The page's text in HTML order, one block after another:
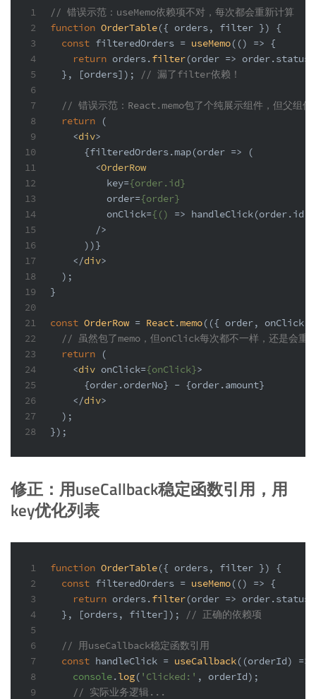
1
2
3
4
5
6
7
8
9
10
11
12
13
14
15
16
17
18
19
20
21
22
23
24
25
26
27
28
// 错误示范：useMemo依赖项不对，每次都会重新计算
function OrderTable({ orders, filter }) {
const filteredOrders = useMemo( () => {
return orders. filter(order => order. status
  }, [orders]);
// 漏了filter依赖！
// 错误示范：React.memo包了个纯展示组件，但父组件
return (
<div>
      {filteredOrders.map(order => (
<OrderRow
key={order.id}
order={order}
onClick={() => handleClick(order.id)}
        />
      ))}
</div>
  );
}
const OrderRow = React.memo( ({ order, onClick }
// 虽然包了memo，但onClick每次都不一样，还是会重
return (
<div onClick={onClick}>
      {order.orderNo} - {order.amount}
</div>
  );
});
修正：用useCallback稳定函数引用，用
key优化列表
1
2
3
4
5
6
7
8
9
function OrderTable({ orders, filter }) {
const filteredOrders = useMemo( () => {
return orders. filter(order => order. status
  }, [orders, filter]);
// 正确的依赖项
// 用useCallback稳定函数引用
const handleClick = useCallback( (orderId) =>
console. log( 'Clicked:' , orderId);
// 实际业务逻辑...